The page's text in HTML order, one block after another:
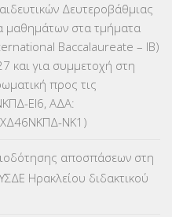
ΓΛΩΣΣΟΜΑΘΕΙΑΣ(135)
ΠΛΗΡΟΦΟΡΙΚΗΣ
Δευτεροβάθμιας
μαθημάτων στα τμήματα
Baccalaureate – IB)
και για συμμετοχή στη
προς τις
ΕΙ6, ΑΔΑ:
ΝΚ1)
αποσπάσεων στη
Ηρακλείου διδακτικού